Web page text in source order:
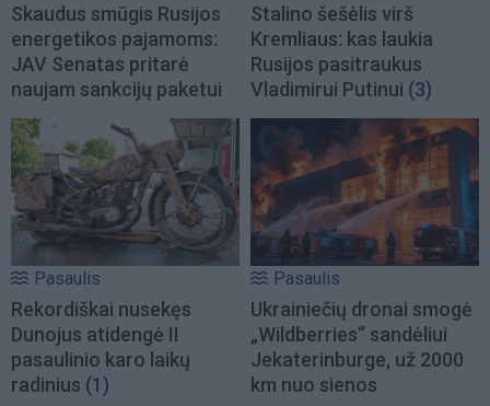
Skaudus smūgis Rusijos
energetikos pajamoms:
JAV Senatas pritarė
naujam sankcijų paketui
Stalino šešėlis virš
Kremliaus: kas laukia
Rusijos pasitraukus
Vladimirui Putinui (3)
Pasaulis
Rekordiškai nusekęs
Dunojus atidengė II
pasaulinio karo laikų
radinius (1)
Pasaulis
Ukrainiečių dronai smogė
„Wildberries“ sandėliui
Jekaterinburge, už 2000
km nuo sienos